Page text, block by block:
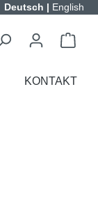
Deutsch | English
KONTAKT